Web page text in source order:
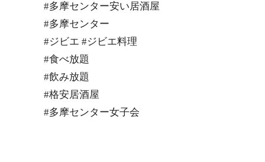
#多摩センター安い居酒屋
#多摩センター
#ジビエ #ジビエ料理
#食べ放題
#飲み放題
#格安居酒屋
#多摩センター女子会